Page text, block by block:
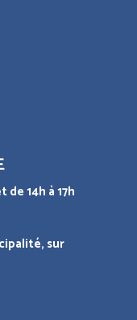
14h à 17h
sur